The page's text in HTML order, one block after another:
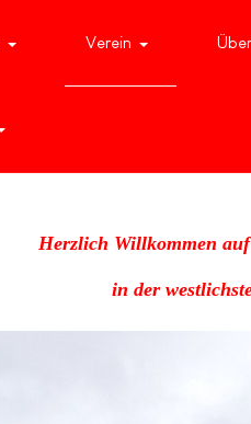
Verein
Herzlich Willkommen
in der